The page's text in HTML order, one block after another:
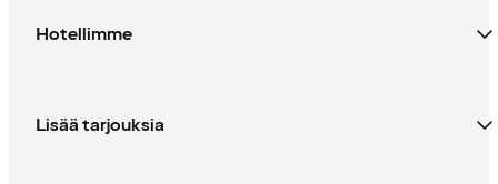
Hotellimme
Lisää tarjouksia